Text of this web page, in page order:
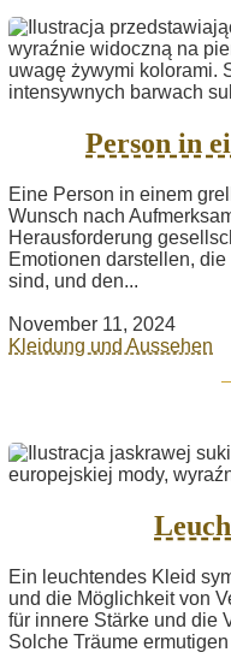
Person in
Eine Person in einem
Wunsch nach
Herausforderung
Emotionen darstellen,
sind, und den...
November 11, 2024
Kleidung und Aussehen
Ein leuchtendes Kleid
und die Möglichkeit von
für innere Stärke und die
Solche Träume